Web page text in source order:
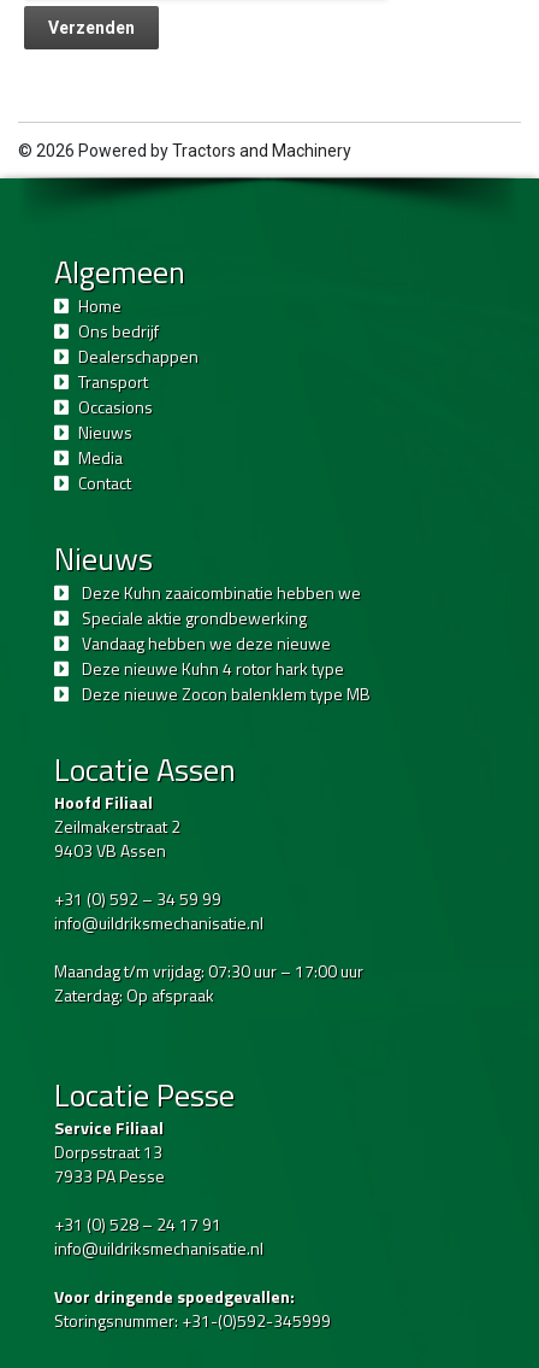
© 2026 Powered byTractors and Machinery
Algemeen
Home
Ons bedrijf
Dealerschappen
Transport
Occasions
Nieuws
Media
Contact
Nieuws
Deze Kuhn zaaicombinatie hebben we
Speciale aktie grondbewerking
Vandaag hebben we deze nieuwe
Deze nieuwe Kuhn 4 rotor hark type
Deze nieuwe Zocon balenklem type MB
Locatie Assen
Hoofd Filiaal
Zeilmakerstraat 2
9403 VB Assen
+31 (0) 592 – 34 59 99
info@uildriksmechanisatie.nl
Maandag t/m vrijdag: 07:30 uur – 17:00 uur
Zaterdag: Op afspraak
Locatie Pesse
Service Filiaal
Dorpsstraat 13
7933 PA Pesse
+31 (0) 528 – 24 17 91
info@uildriksmechanisatie.nl
Voor dringende spoedgevallen:
Storingsnummer: +31-(0)592-345999